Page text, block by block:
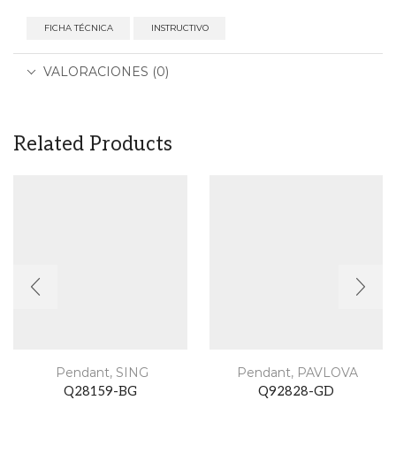
FICHA TÉCNICA INSTRUCTIVO
VALORACIONES (0)
Related Products
Pendant, SING
Q28159-BG
Pendant, PAVLOVA
Q92828-GD